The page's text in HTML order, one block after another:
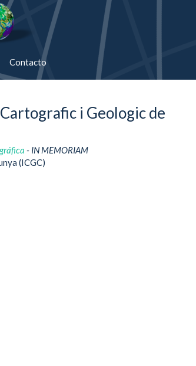
Contacto
i Geologic de
- IN MEMORIAM
(ICGC)